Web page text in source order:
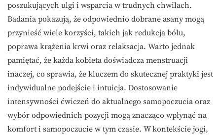
poszukujących ulgi i wsparcia w trudnych chwilach.
Badania pokazują, że odpowiednio dobrane asany mogą
przynieść wiele korzyści, takich jak redukcja bólu,
poprawa krążenia krwi oraz relaksacja. Warto jednak
pamiętać, że każda kobieta doświadcza menstruacji
inaczej, co sprawia, że kluczem do skutecznej praktyki jest
indywidualne podejście i intuicja. Dostosowanie
intensywności ćwiczeń do aktualnego samopoczucia oraz
wybór odpowiednich pozycji mogą znacząco wpłynąć na
komfort i samopoczucie w tym czasie. W kontekście jogi,